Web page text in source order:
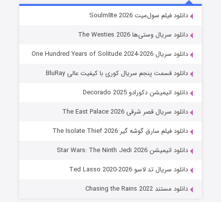
خاندان اژدها فصل ۳
جادوگری در مغولستان
قسمت ۱۴ (زیرنویس) منتشر شد
دانلود فیلم سول‌میت Soulm8te 2026
دانلود سریال وستی‌ها The Westies 2026
دانلود سریال One Hundred Years of Solitude 2024-2026
دانلود قسمت پنجم سریال کوری با کیفیت عالی BluRay
دانلود انیمیشن دکورادو Decorado 2025
دانلود سریال قصر شرقی The East Palace 2026
دانلود فیلم سارق گوشه گیر The Isolate Thief 2026
دانلود انیمیشن Star Wars: The Ninth Jedi 2026
دانلود سریال تد لاسو Ted Lasso 2020-2026
دانلود مستند Chasing the Rains 2022